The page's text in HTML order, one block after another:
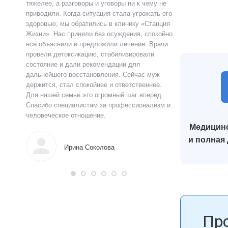
тяжелее, а разговоры и уговоры ни к чему не
приводили. Когда ситуация стала угрожать его
здоровью, мы обратились в клинику «Станция
Жизни». Нас приняли без осуждения, спокойно
всё объяснили и предложили лечение. Врачи
провели детоксикацию, стабилизировали
состояние и дали рекомендации для
дальнейшего восстановления. Сейчас муж
держится, стал спокойнее и ответственнее.
Для нашей семьи это огромный шаг вперёд.
Спасибо специалистам за профессионализм и
человеческое отношение.
Ирина Соколова
лечения я
почувствовал
что могу жить
и полная